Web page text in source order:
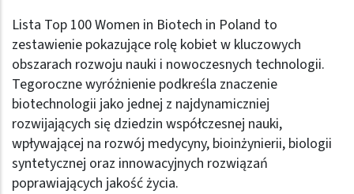
Lista Top 100 Women in Biotech in Poland to
zestawienie pokazujące rolę kobiet w kluczowych
obszarach rozwoju nauki i nowoczesnych technologii.
Tegoroczne wyróżnienie podkreśla znaczenie
biotechnologii jako jednej z najdynamiczniej
rozwijających się dziedzin współczesnej nauki,
wpływającej na rozwój medycyny, bioinżynierii, biologii
syntetycznej oraz innowacyjnych rozwiązań
poprawiających jakość życia.